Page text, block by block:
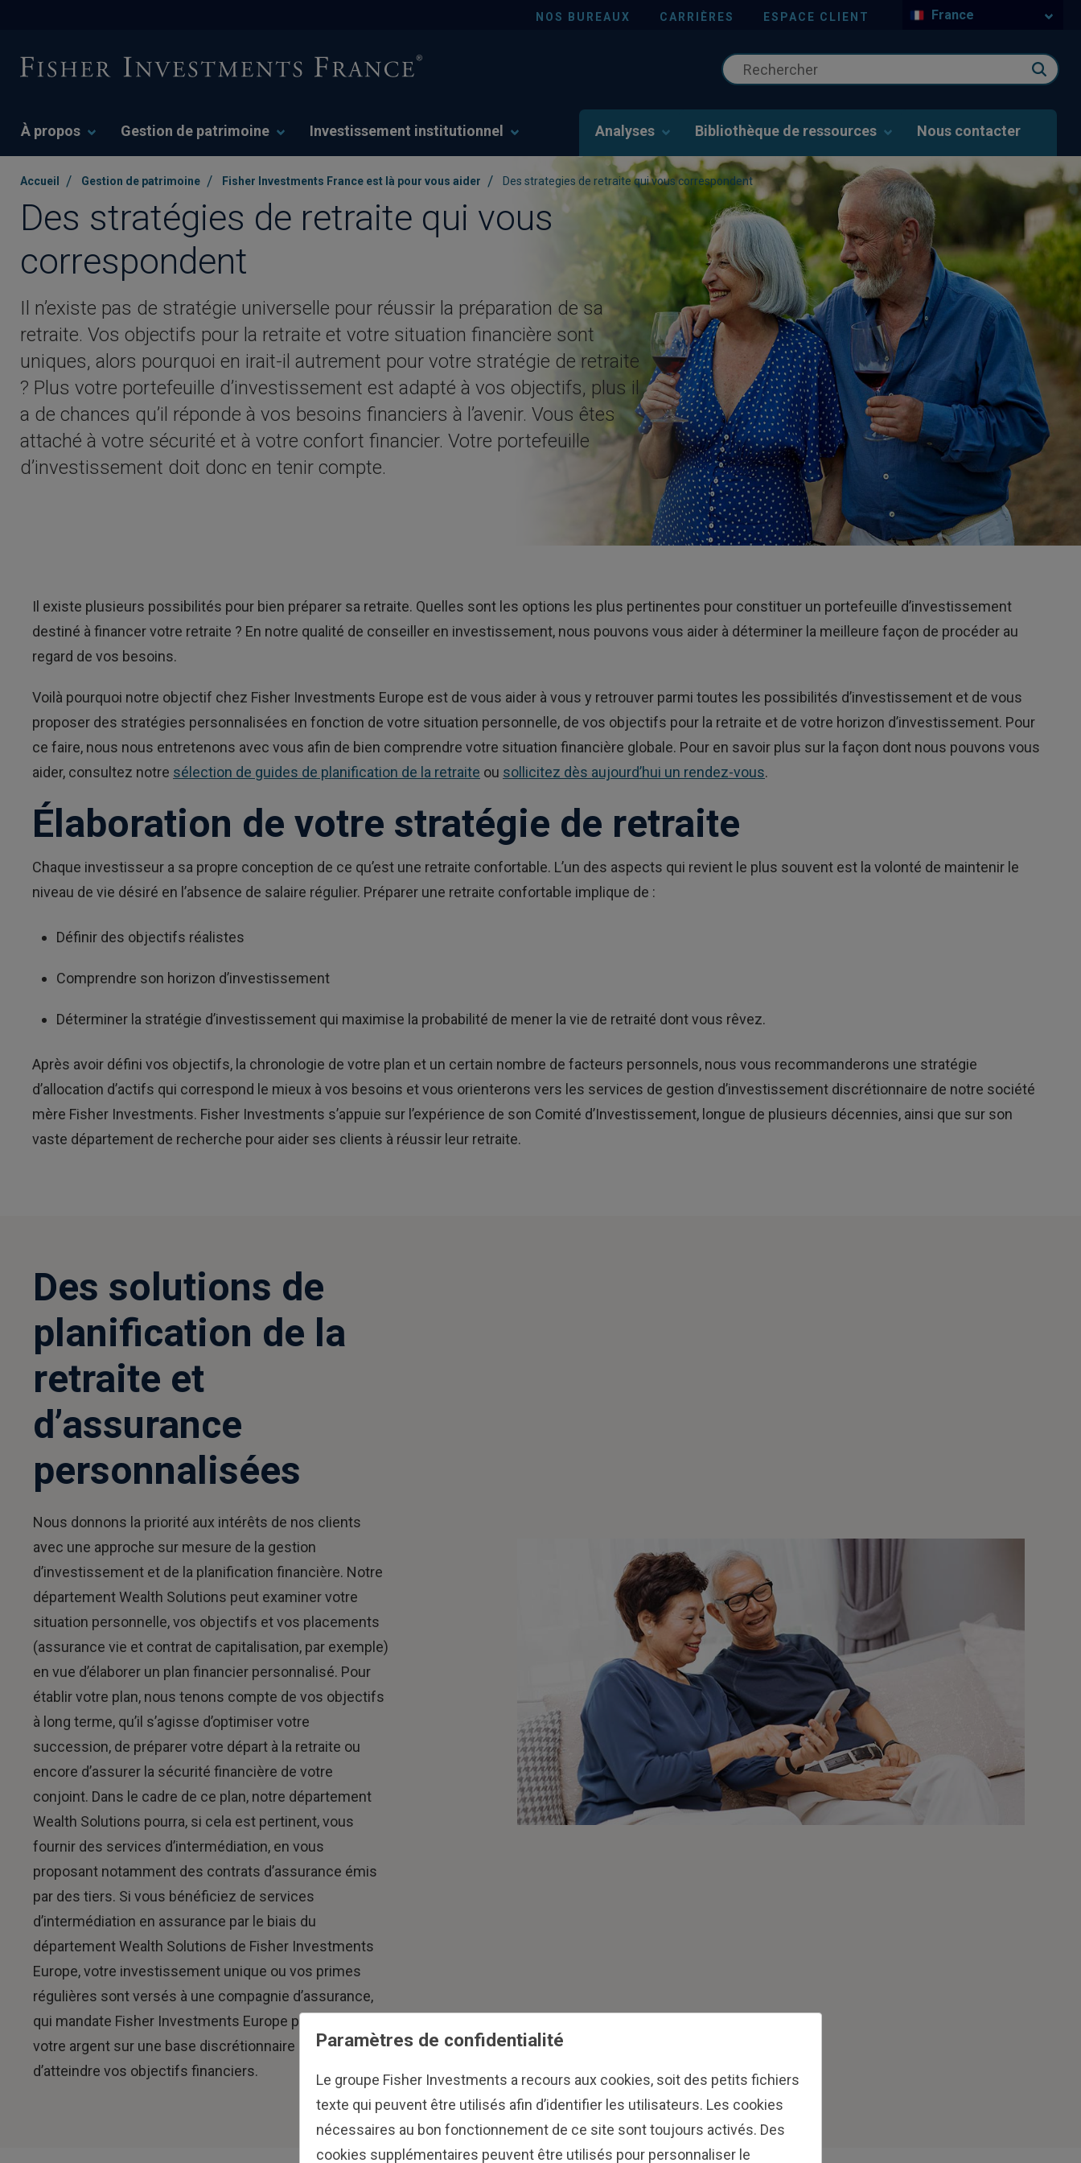
NOS BUREAUX CARRIÈRES ESPACE CLIENT France
À propos Gestion de patrimoine Investissement institutionnel Analyses Bibliothèque de ressources Nous contacter
Accueil / Gestion de patrimoine / Fisher Investments France est là pour vous aider / Des strategies de retraite qui vous correspondent
Des stratégies de retraite qui vous
correspondent
Il n’existe pas de stratégie universelle pour réussir la préparation de sa
retraite. Vos objectifs pour la retraite et votre situation financière sont
uniques, alors pourquoi en irait-il autrement pour votre stratégie de retraite
? Plus votre portefeuille d’investissement est adapté à vos objectifs, plus il
a de chances qu’il réponde à vos besoins financiers à l’avenir. Vous êtes
attaché à votre sécurité et à votre confort financier. Votre portefeuille
d’investissement doit donc en tenir compte.
Il existe plusieurs possibilités pour bien préparer sa retraite. Quelles sont les options les plus pertinentes pour constituer un portefeuille d’investissement
destiné à financer votre retraite ? En notre qualité de conseiller en investissement, nous pouvons vous aider à déterminer la meilleure façon de procéder au
regard de vos besoins.
Voilà pourquoi notre objectif chez Fisher Investments Europe est de vous aider à vous y retrouver parmi toutes les possibilités d’investissement et de vous
proposer des stratégies personnalisées en fonction de votre situation personnelle, de vos objectifs pour la retraite et de votre horizon d’investissement. Pour
ce faire, nous nous entretenons avec vous afin de bien comprendre votre situation financière globale. Pour en savoir plus sur la façon dont nous pouvons vous
aider, consultez notre sélection de guides de planification de la retraite ou sollicitez dès aujourd’hui un rendez-vous.
Élaboration de votre stratégie de retraite
Chaque investisseur a sa propre conception de ce qu’est une retraite confortable. L’un des aspects qui revient le plus souvent est la volonté de maintenir le
niveau de vie désiré en l’absence de salaire régulier. Préparer une retraite confortable implique de :
Définir des objectifs réalistes
Comprendre son horizon d’investissement
Déterminer la stratégie d’investissement qui maximise la probabilité de mener la vie de retraité dont vous rêvez.
Après avoir défini vos objectifs, la chronologie de votre plan et un certain nombre de facteurs personnels, nous vous recommanderons une stratégie
d’allocation d’actifs qui correspond le mieux à vos besoins et vous orienterons vers les services de gestion d’investissement discrétionnaire de notre société
mère Fisher Investments. Fisher Investments s’appuie sur l’expérience de son Comité d’Investissement, longue de plusieurs décennies, ainsi que sur son
vaste département de recherche pour aider ses clients à réussir leur retraite.
Des solutions de
planification de la
retraite et
d’assurance
personnalisées
Nous donnons la priorité aux intérêts de nos clients
avec une approche sur mesure de la gestion
d’investissement et de la planification financière. Notre
département Wealth Solutions peut examiner votre
situation personnelle, vos objectifs et vos placements
(assurance vie et contrat de capitalisation, par exemple)
en vue d’élaborer un plan financier personnalisé. Pour
établir votre plan, nous tenons compte de vos objectifs
à long terme, qu’il s’agisse d’optimiser votre
succession, de préparer votre départ à la retraite ou
encore d’assurer la sécurité financière de votre
conjoint. Dans le cadre de ce plan, notre département
Wealth Solutions pourra, si cela est pertinent, vous
fournir des services d’intermédiation, en vous
proposant notamment des contrats d’assurance émis
par des tiers. Si vous bénéficiez de services
d’intermédiation en assurance par le biais du
département Wealth Solutions de Fisher Investments
Europe, votre investissement unique ou vos primes
régulières sont versés à une compagnie d’assurance,
qui mandate Fisher Investments Europe pour gérer
votre argent sur une base discrétionnaire en vue
d’atteindre vos objectifs financiers.
Paramètres de confidentialité
Le groupe Fisher Investments a recours aux cookies, soit des petits fichiers
texte qui peuvent être utilisés afin d’identifier les utilisateurs. Les cookies
nécessaires au bon fonctionnement de ce site sont toujours activés. Des
cookies supplémentaires peuvent être utilisés pour personnaliser le